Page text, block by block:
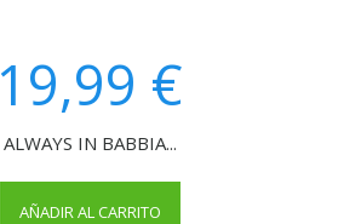
19,99 €
ALWAYS IN BABBIA...
AÑADIR AL CARRITO